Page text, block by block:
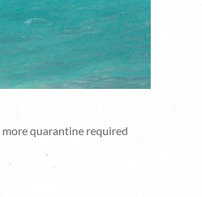
quarantine required